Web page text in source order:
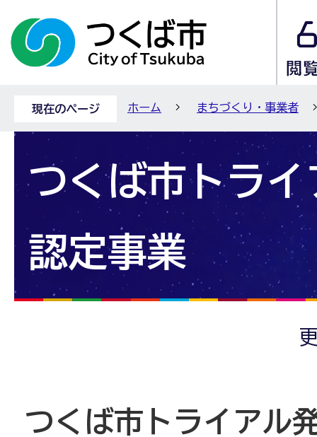
現在のページ ホーム まちづくり・事業者
つくば市トライ
認定事業
つくば市トライアル